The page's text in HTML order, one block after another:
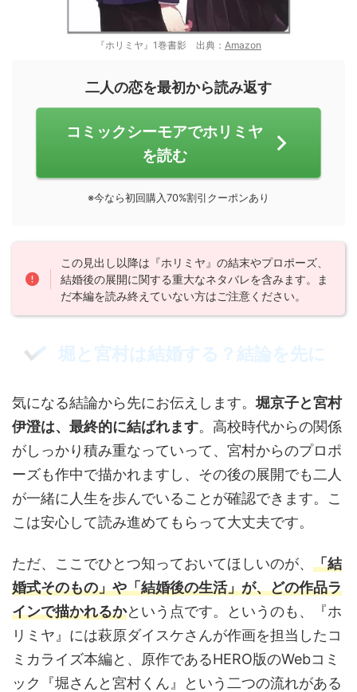
『ホリミヤ』1巻書影 出典： Amazon
二人の恋を最初から読み返す
コミックシーモアでホリミヤ
を読む
※今なら初回購入70%割引クーポンあり
この見出し以降は『ホリミヤ』の結末やプロポーズ、
結婚後の展開に関する重大なネタバレを含みます。ま
だ本編を読み終えていない方はご注意ください。
堀と宮村は結婚する？結論を先に
気になる結論から先にお伝えします。堀京子と宮村
伊澄は、最終的に結ばれます。高校時代からの関係
がしっかり積み重なっていって、宮村からのプロポ
ーズも作中で描かれますし、その後の展開でも二人
が一緒に人生を歩んでいることが確認できます。こ
こは安心して読み進めてもらって大丈夫です。
ただ、ここでひとつ知っておいてほしいのが、 「結
婚式そのもの」や「結婚後の生活」が、どの作品ラ
インで描かれるかという点です。というのも、『ホ
リミヤ』には萩原ダイスケさんが作画を担当したコ
ミカライズ本編と、原作であるHERO版のWebコミ
ック『堀さんと宮村くん』という二つの流れがある